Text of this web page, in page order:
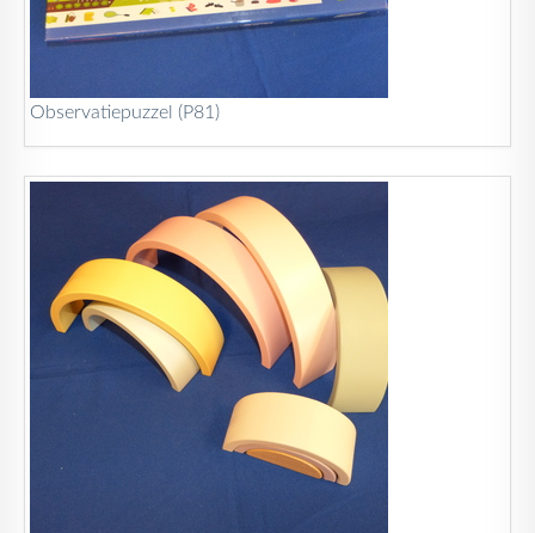
Observatiepuzzel (P81)